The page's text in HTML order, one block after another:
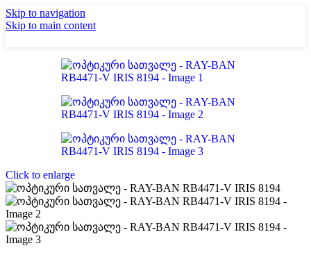
Skip to navigation
Skip to main content
Click to enlarge